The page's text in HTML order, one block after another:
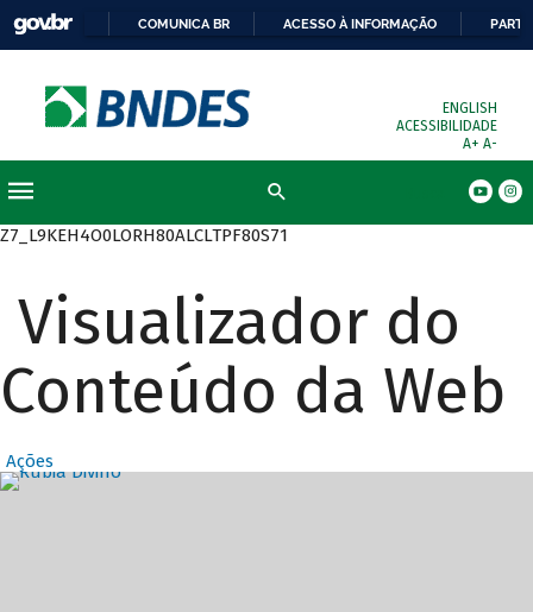
COMUNICA BR ACESSO À INFORMAÇÃO
ENGLISH
ACESSIBILIDADE
A+ A-
Z7_L9KEH4O0LORH80ALCLTPF80S71
Visualizador do
Conteúdo da Web
Ações
Destaques